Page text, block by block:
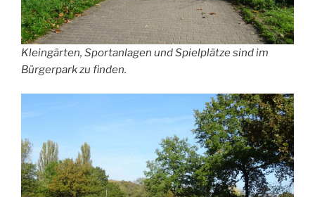
Kleingärten, Sportanlagen und Spielplätze sind im
Bürgerpark zu finden.